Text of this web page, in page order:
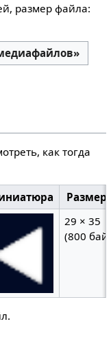
размер файла:
как тогда
29 × 35
(800